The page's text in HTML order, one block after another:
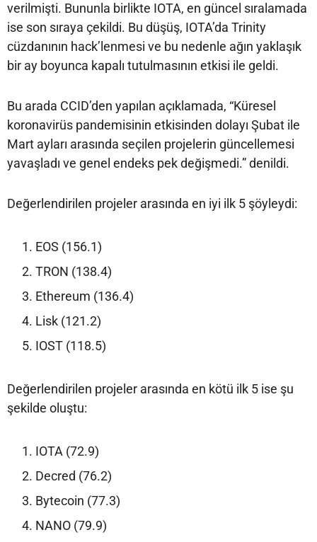
verilmişti. Bununla birlikte IOTA, en güncel sıralamada
ise son sıraya çekildi. Bu düşüş, IOTA’da Trinity
cüzdanının hack’lenmesi ve bu nedenle ağın yaklaşık
bir ay boyunca kapalı tutulmasının etkisi ile geldi.
Bu arada CCID’den yapılan açıklamada, “Küresel
koronavirüs pandemisinin etkisinden dolayı Şubat ile
Mart ayları arasında seçilen projelerin güncellemesi
yavaşladı ve genel endeks pek değişmedi.” denildi.
Değerlendirilen projeler arasında en iyi ilk 5 şöyleydi:
EOS (156.1)
TRON (138.4)
Ethereum (136.4)
Lisk (121.2)
IOST (118.5)
Değerlendirilen projeler arasında en kötü ilk 5 ise şu
şekilde oluştu:
IOTA (72.9)
Decred (76.2)
Bytecoin (77.3)
NANO (79.9)